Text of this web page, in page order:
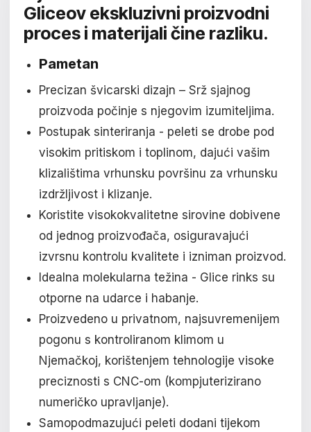
한국어
中文
Русский
Slovenčina
Türkçe
العربية
Gliceov ekskluzivni proizvodni
proces i materijali čine razliku.
Pametan
Precizan švicarski dizajn – Srž sjajnog
proizvoda počinje s njegovim izumiteljima.
Postupak sinteriranja - peleti se drobe pod
visokim pritiskom i toplinom, dajući vašim
klizalištima vrhunsku površinu za vrhunsku
izdržljivost i klizanje.
Koristite visokokvalitetne sirovine dobivene
od jednog proizvođača, osiguravajući
izvrsnu kontrolu kvalitete i izniman proizvod.
Idealna molekularna težina - Glice rinks su
otporne na udarce i habanje.
Proizvedeno u privatnom, najsuvremenijem
pogonu s kontroliranom klimom u
Njemačkoj, korištenjem tehnologije visoke
preciznosti s CNC-om (kompjuterizirano
numeričko upravljanje).
Samopodmazujući peleti dodani tijekom